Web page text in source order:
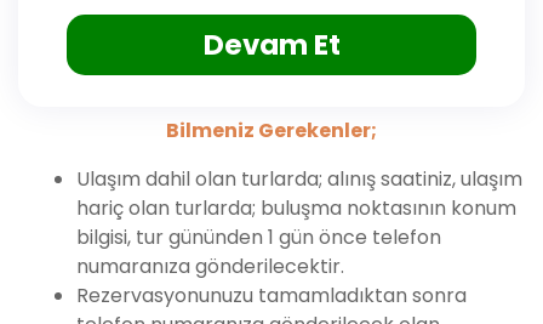
Devam Et
Bilmeniz Gerekenler;
Ulaşım dahil olan turlarda; alınış saatiniz, ulaşım
hariç olan turlarda; buluşma noktasının konum
bilgisi, tur gününden 1 gün önce telefon
numaranıza gönderilecektir.
Rezervasyonunuzu tamamladıktan sonra